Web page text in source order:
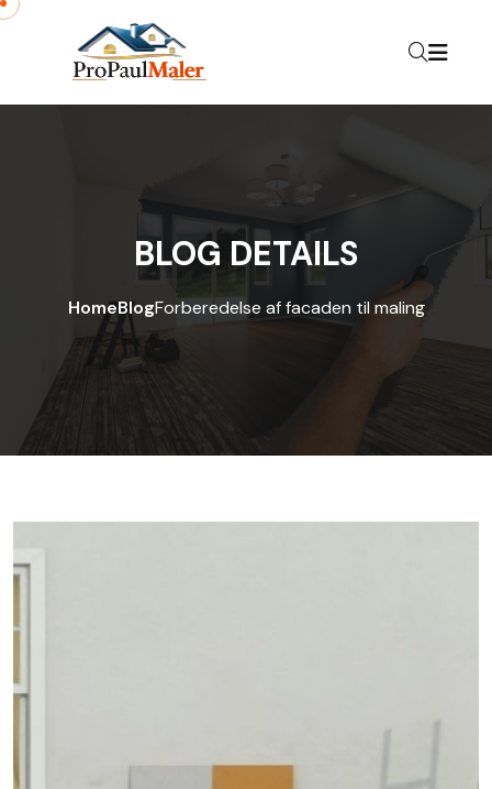
Skip to content
BLOG DETAILS
HomeBlogForberedelse af facaden til maling